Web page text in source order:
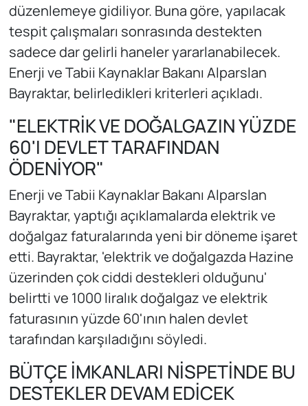
düzenlemeye gidiliyor. Buna göre, yapılacak
tespit çalışmaları sonrasında destekten
sadece dar gelirli haneler yararlanabilecek.
Enerji ve Tabii Kaynaklar Bakanı Alparslan
Bayraktar, belirledikleri kriterleri açıkladı.
"ELEKTRİK VE DOĞALGAZIN YÜZDE
60'I DEVLET TARAFINDAN
ÖDENİYOR"
Enerji ve Tabii Kaynaklar Bakanı Alparslan
Bayraktar, yaptığı açıklamalarda elektrik ve
doğalgaz faturalarında yeni bir döneme işaret
etti. Bayraktar, 'elektrik ve doğalgazda Hazine
üzerinden çok ciddi destekleri olduğunu'
belirtti ve 1000 liralık doğalgaz ve elektrik
faturasının yüzde 60'ının halen devlet
tarafından karşıladığını söyledi.
BÜTÇE İMKANLARI NİSPETİNDE BU
DESTEKLER DEVAM EDİCEK